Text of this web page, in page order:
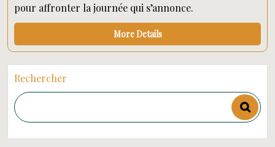
pour affronter la journée qui s’annonce.
More Details
Rechercher